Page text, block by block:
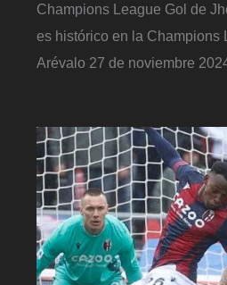
Champions League Gol de
es histórico en la Champions
Arévalo 27 de noviembre